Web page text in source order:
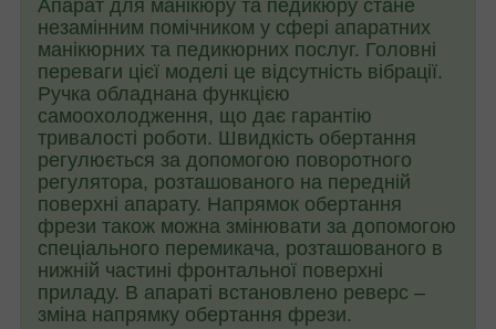
Апарат для манікюру та педикюру стане
незамінним помічником у сфері апаратних
манікюрних та педикюрних послуг. Головні
переваги цієї моделі це відсутність вібрації.
Ручка обладнана функцією
самоохолодження, що дає гарантію
тривалості роботи. Швидкість обертання
регулюється за допомогою поворотного
регулятора, розташованого на передній
поверхні апарату. Напрямок обертання
фрези також можна змінювати за допомогою
спеціального перемикача, розташованого в
нижній частині фронтальної поверхні
приладу. В апараті встановлено реверс –
зміна напрямку обертання фрези.